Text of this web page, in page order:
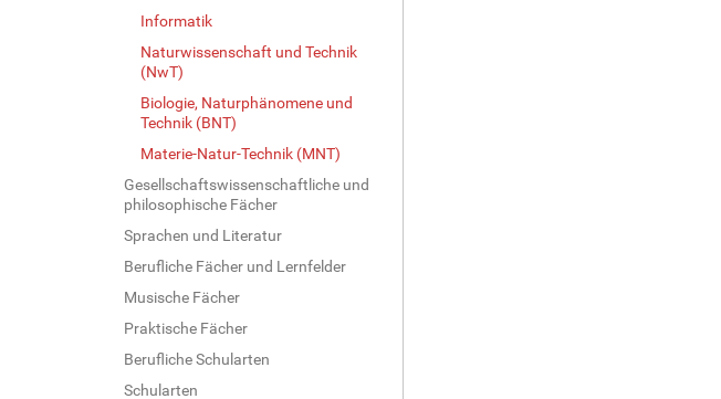
Informatik
Naturwissenschaft und Technik
(NwT)
Biologie, Naturphänomene und
Technik (BNT)
Materie-Natur-Technik (MNT)
Gesellschaftswissenschaftliche und
philosophische Fächer
Sprachen und Literatur
Berufliche Fächer und Lernfelder
Musische Fächer
Praktische Fächer
Berufliche Schularten
Schularten